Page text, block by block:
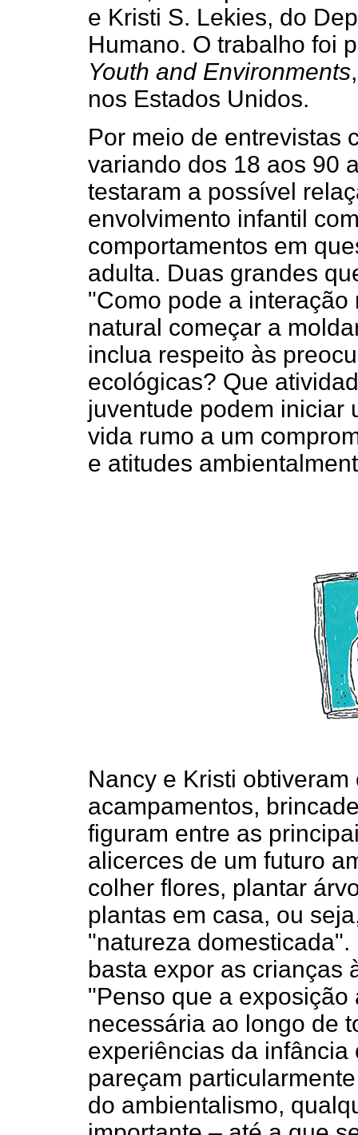
e Kristi S. Lekies, do
Humano. O trabalho foi
Youth and Environments
nos Estados Unidos.
Por meio de entrevistas
variando dos 18 aos 90
testaram a possível
envolvimento infantil
comportamentos em
adulta. Duas grandes
"Como pode a
natural começar a
inclua respeito às
ecológicas? Que
juventude podem iniciar
vida rumo a um
e atitudes
Nancy e Kristi
acampamentos,
figuram entre as
alicerces de um futuro
colher flores, plantar
plantas em casa, ou
"natureza
basta expor as crianças
"Penso que a
necessária ao longo de
experiências da
pareçam
do ambientalismo,